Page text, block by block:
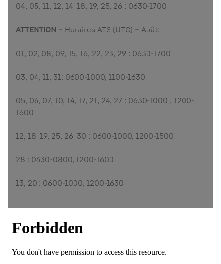
04, 05, 11, 12, 14, 18, 19, 25, 26 : 0630-1700
ATTENTION – Horaires ATS (UTC) – Août:
01, 02, 08, 09, 15, 16, 22, 23, 29 : 0630-1700
03, 04, 11, 31: 0600-1000, 1100-1630
05, 06, 07, 10, 14, 17, 21, 24, 27 : 0630-1000 , 1200-
1600
12, 18, 19, 25, 26, 30 : 0600-1000, 1200-1500
28 : 0630-0800, 1200-1600
13, 20 : 0600-1000, 1200-1630